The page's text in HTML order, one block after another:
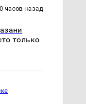
часов назад
только